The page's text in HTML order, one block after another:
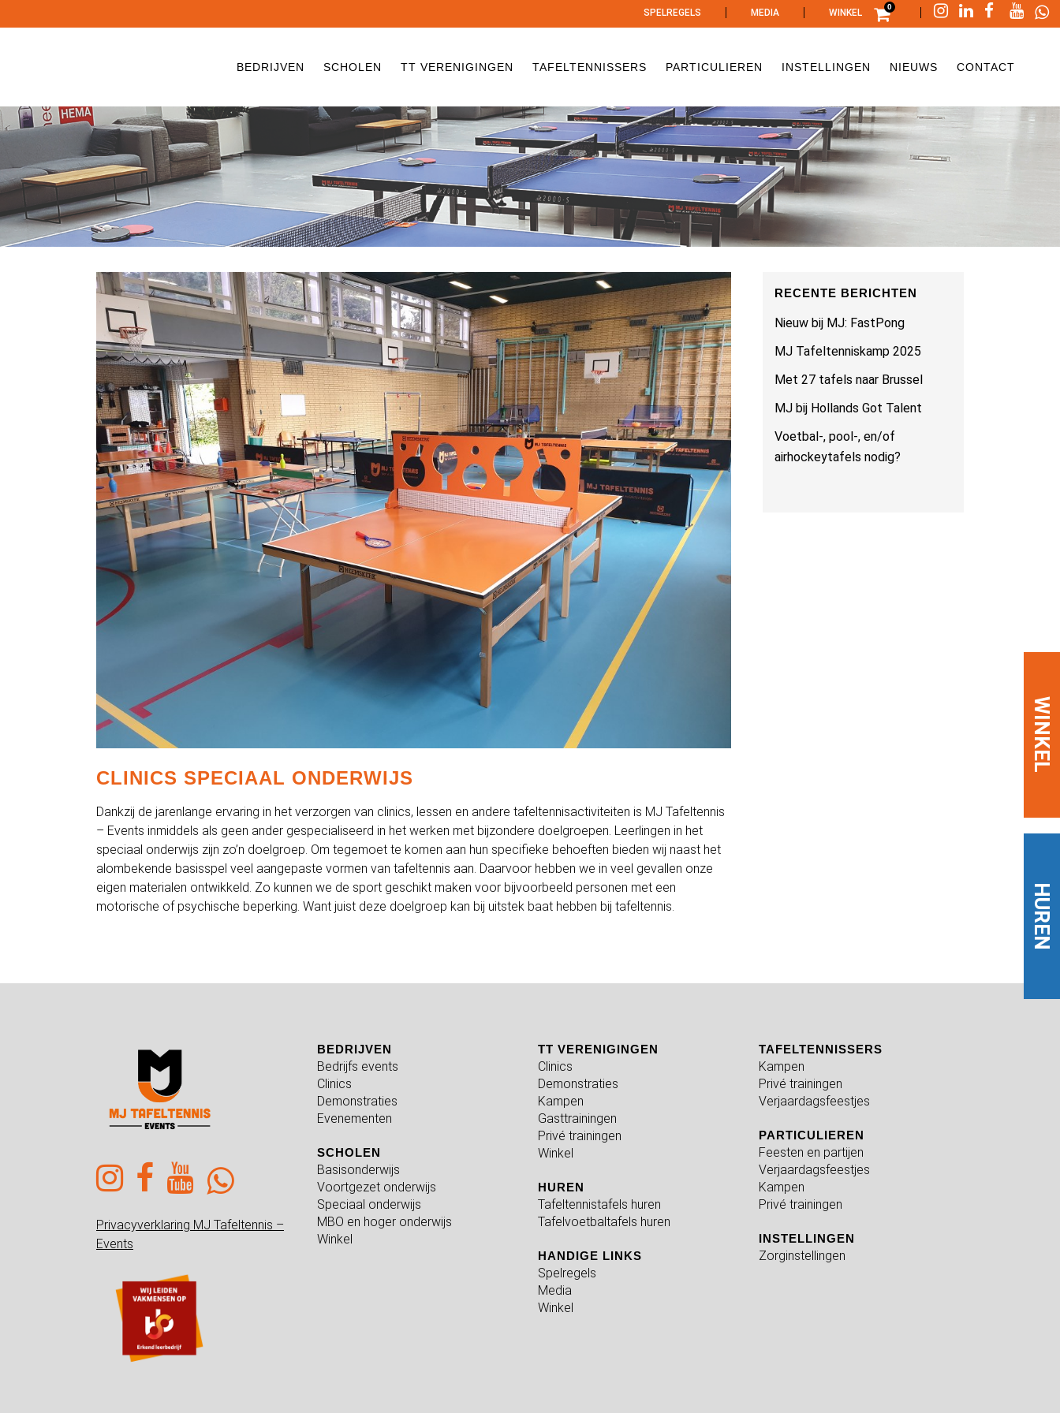
SPELREGELS | MEDIA | WINKEL
0 |
BEDRIJVEN SCHOLEN TT VERENIGINGEN TAFELTENNISSERS PARTICULIEREN INSTELLINGEN NIEUWS CONTACT
HUREN
WINKEL
CLINICS SPECIAAL ONDERWIJS
Dankzij de jarenlange ervaring in het verzorgen van clinics, lessen en andere tafeltennisactiviteiten is MJ Tafeltennis
– Events inmiddels als geen ander gespecialiseerd in het werken met bijzondere doelgroepen. Leerlingen in het
speciaal onderwijs zijn zo’n doelgroep. Om tegemoet te komen aan hun specifieke behoeften bieden wij naast het
alombekende basisspel veel aangepaste vormen van tafeltennis aan. Daarvoor hebben we in veel gevallen onze
eigen materialen ontwikkeld. Zo kunnen we de sport geschikt maken voor bijvoorbeeld personen met een
motorische of psychische beperking. Want juist deze doelgroep kan bij uitstek baat hebben bij tafeltennis.
RECENTE BERICHTEN
Nieuw bij MJ: FastPong
MJ Tafeltenniskamp 2025
Met 27 tafels naar Brussel
MJ bij Hollands Got Talent
Voetbal-, pool-, en/of
airhockeytafels nodig?
Privacyverklaring MJ Tafeltennis –
Events
BEDRIJVEN
Bedrijfs events
Clinics
Demonstraties
Evenementen
SCHOLEN
Basisonderwijs
Voortgezet onderwijs
Speciaal onderwijs
MBO en hoger onderwijs
Winkel
TT VERENIGINGEN
Clinics
Demonstraties
Kampen
Gasttrainingen
Privé trainingen
Winkel
HUREN
Tafeltennistafels huren
Tafelvoetbaltafels huren
HANDIGE LINKS
Spelregels
Media
Winkel
TAFELTENNISSERS
Kampen
Privé trainingen
Verjaardagsfeestjes
PARTICULIEREN
Feesten en partijen
Verjaardagsfeestjes
Kampen
Privé trainingen
INSTELLINGEN
Zorginstellingen